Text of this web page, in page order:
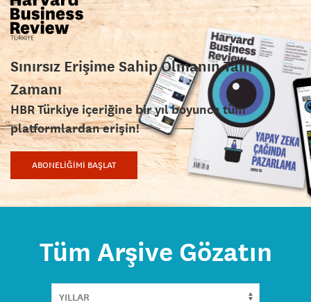
Sınırsız Erişime Sahip Olmanın Tam
Zamanı
HBR Türkiye içeriğine bir yıl boyunca tüm
platformlardan erişin!
ABONELİĞİMİ BAŞLAT
Tüm Arşive Gözatın